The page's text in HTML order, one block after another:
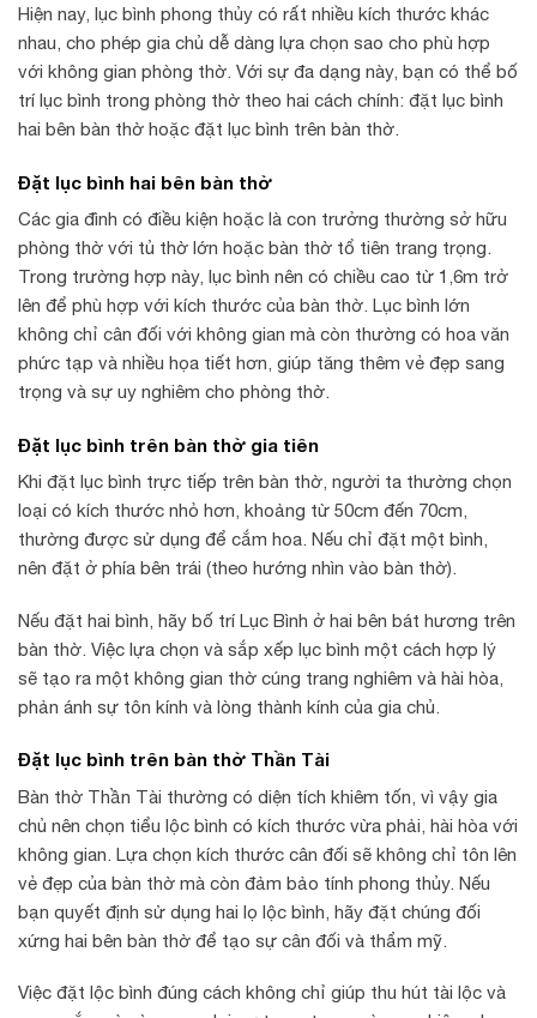
Hiện nay, lục bình phong thủy có rất nhiều kích thước khác
nhau, cho phép gia chủ dễ dàng lựa chọn sao cho phù hợp
với không gian phòng thờ. Với sự đa dạng này, bạn có thể bố
trí lục bình trong phòng thờ theo hai cách chính: đặt lục bình
hai bên bàn thờ hoặc đặt lục bình trên bàn thờ.
Đặt lục bình hai bên bàn thờ
Các gia đình có điều kiện hoặc là con trưởng thường sở hữu
phòng thờ với tủ thờ lớn hoặc bàn thờ tổ tiên trang trọng.
Trong trường hợp này, lục bình nên có chiều cao từ 1,6m trở
lên để phù hợp với kích thước của bàn thờ. Lục bình lớn
không chỉ cân đối với không gian mà còn thường có hoa văn
phức tạp và nhiều họa tiết hơn, giúp tăng thêm vẻ đẹp sang
trọng và sự uy nghiêm cho phòng thờ.
Đặt lục bình trên bàn thờ gia tiên
Khi đặt lục bình trực tiếp trên bàn thờ, người ta thường chọn
loại có kích thước nhỏ hơn, khoảng từ 50cm đến 70cm,
thường được sử dụng để cắm hoa. Nếu chỉ đặt một bình,
nên đặt ở phía bên trái (theo hướng nhìn vào bàn thờ).
Nếu đặt hai bình, hãy bố trí Lục Bình ở hai bên bát hương trên
bàn thờ. Việc lựa chọn và sắp xếp lục bình một cách hợp lý
sẽ tạo ra một không gian thờ cúng trang nghiêm và hài hòa,
phản ánh sự tôn kính và lòng thành kính của gia chủ.
Đặt lục bình trên bàn thờ Thần Tài
Bàn thờ Thần Tài thường có diện tích khiêm tốn, vì vậy gia
chủ nên chọn tiểu lộc bình có kích thước vừa phải, hài hòa với
không gian. Lựa chọn kích thước cân đối sẽ không chỉ tôn lên
vẻ đẹp của bàn thờ mà còn đảm bảo tính phong thủy. Nếu
bạn quyết định sử dụng hai lọ lộc bình, hãy đặt chúng đối
xứng hai bên bàn thờ để tạo sự cân đối và thẩm mỹ.
Việc đặt lộc bình đúng cách không chỉ giúp thu hút tài lộc và